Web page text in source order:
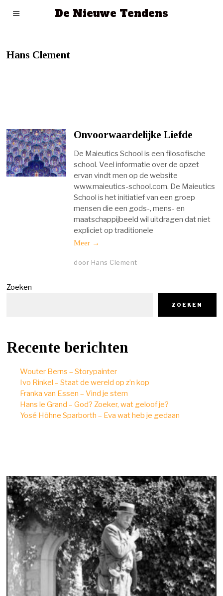
De Nieuwe Tendens
Hans Clement
Onvoorwaardelijke Liefde
De Maieutics School is een filosofische
school. Veel informatie over de opzet
ervan vindt men op de website
www.maieutics-school.com. De Maieutics
School is het initiatief van een groep
mensen die een gods-, mens- en
maatschappijbeeld wil uitdragen dat niet
expliciet op traditionele
Meer →
door Hans Clement
Zoeken
ZOEKEN
Recente berichten
Wouter Berns – Storypainter
Ivo Rinkel – Staat de wereld op z’n kop
Franka van Essen – Vind je stem
Hans le Grand – God? Zoeker, wat geloof je?
Yosé Höhne Sparborth – Eva wat heb je gedaan